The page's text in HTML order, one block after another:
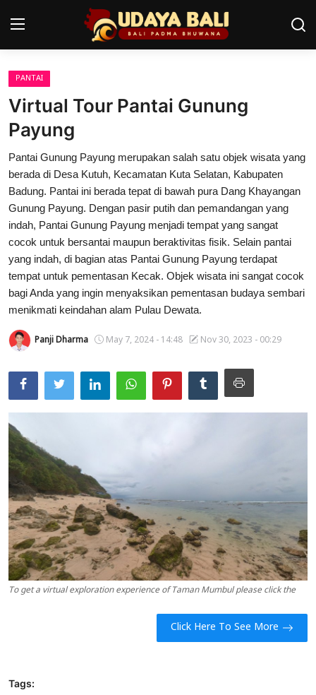
Home
Pura
Desa Adat
Kearifan lokal
Alam Bali
Seni
Kisah
Usadha
Indonesia
PANTAI
Virtual Tour Pantai Gunung
Payung
Pantai Gunung Payung merupakan salah satu objek wisata yang
berada di Desa Kutuh, Kecamatan Kuta Selatan, Kabupaten
Badung. Pantai ini berada tepat di bawah pura Dang Khayangan
Gunung Payung. Dengan pasir putih dan pemandangan yang
indah, Pantai Gunung Payung menjadi tempat yang sangat
cocok untuk bersantai maupun beraktivitas fisik. Selain pantai
yang indah, di bagian atas Pantai Gunung Payung terdapat
tempat untuk pementasan Kecak. Objek wisata ini sangat cocok
bagi Anda yang ingin menyaksikan pementasan budaya sembari
menikmati keindahan alam Pulau Dewata.
Panji Dharma May 7, 2024 - 14:48 Nov 30, 2023 - 00:29
To get a virtual exploration experience of Taman Mumbul please click the
Click Here To See More
Tags: